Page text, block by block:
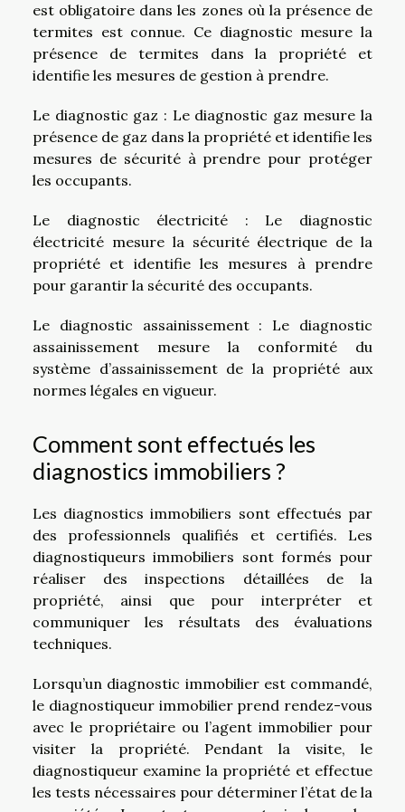
est obligatoire dans les zones où la présence de
termites est connue. Ce diagnostic mesure la
présence de termites dans la propriété et
identifie les mesures de gestion à prendre.
Le diagnostic gaz : Le diagnostic gaz mesure la
présence de gaz dans la propriété et identifie les
mesures de sécurité à prendre pour protéger
les occupants.
Le diagnostic électricité : Le diagnostic
électricité mesure la sécurité électrique de la
propriété et identifie les mesures à prendre
pour garantir la sécurité des occupants.
Le diagnostic assainissement : Le diagnostic
assainissement mesure la conformité du
système d’assainissement de la propriété aux
normes légales en vigueur.
Comment sont effectués les
diagnostics immobiliers ?
Les diagnostics immobiliers sont effectués par
des professionnels qualifiés et certifiés. Les
diagnostiqueurs immobiliers sont formés pour
réaliser des inspections détaillées de la
propriété, ainsi que pour interpréter et
communiquer les résultats des évaluations
techniques.
Lorsqu’un diagnostic immobilier est commandé,
le diagnostiqueur immobilier prend rendez-vous
avec le propriétaire ou l’agent immobilier pour
visiter la propriété. Pendant la visite, le
diagnostiqueur examine la propriété et effectue
les tests nécessaires pour déterminer l’état de la